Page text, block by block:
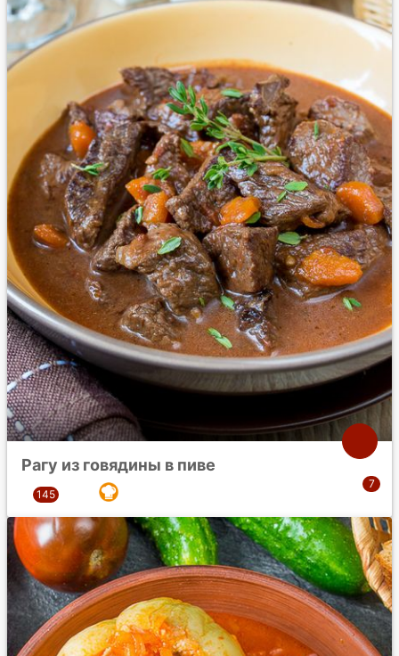
Рагу из говядины в пиве